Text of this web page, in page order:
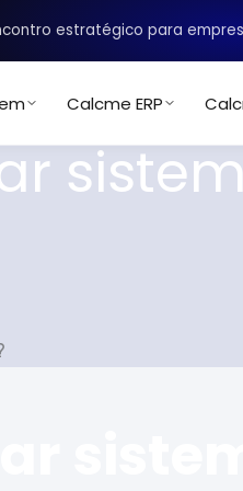
estratégico para
Calcme ERP